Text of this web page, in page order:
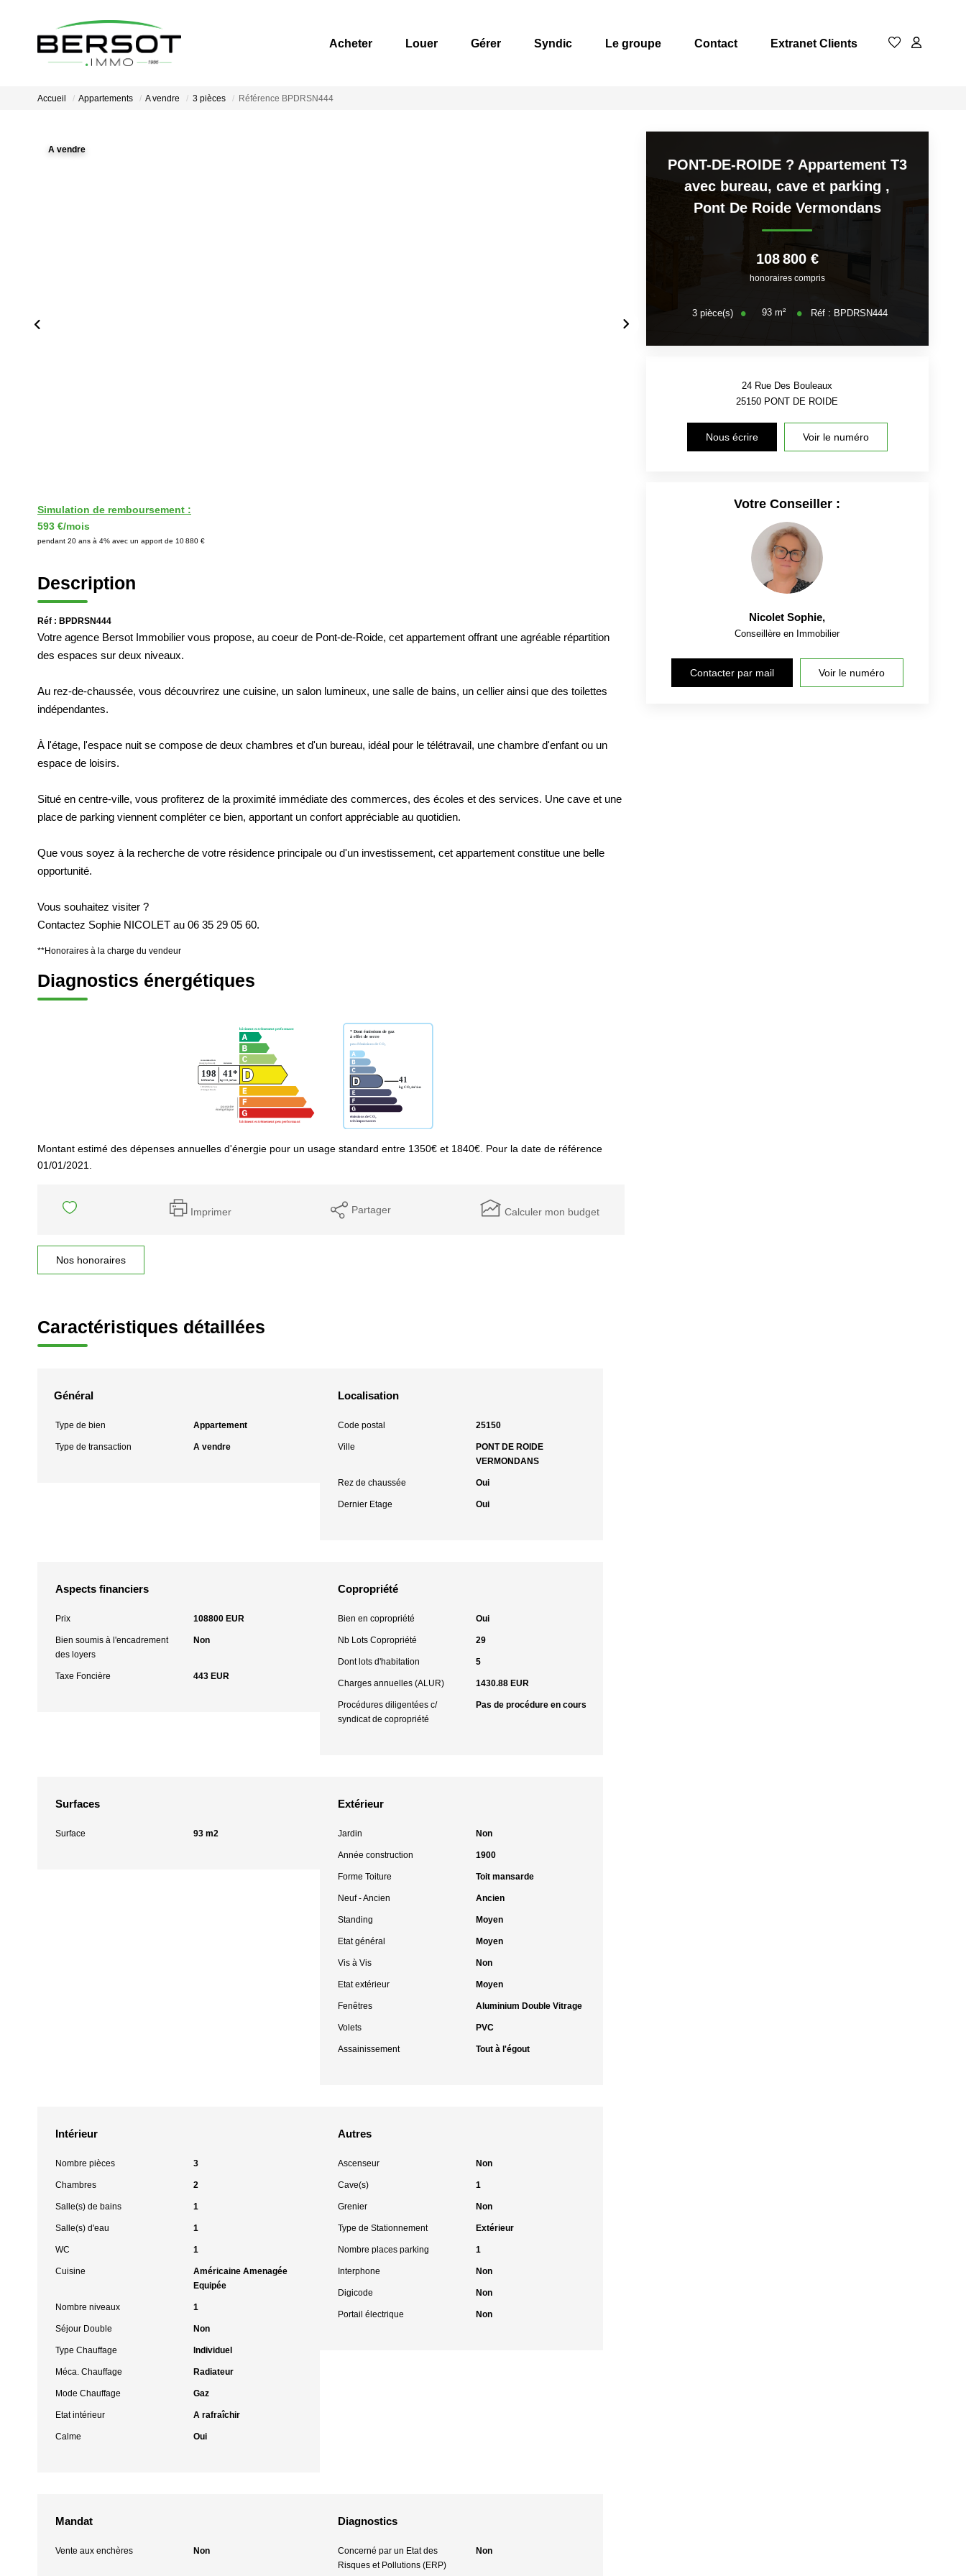
Acheter Louer Gérer Syndic Le groupe Contact Extranet Clients
Accueil Appartements A vendre 3 pièces Référence BPDRSN444
A vendre
Simulation de remboursement :
593 €/mois
pendant 20 ans à 4% avec un apport de 10 880 €
Description
Réf : BPDRSN444
Votre agence Bersot Immobilier vous propose, au coeur de Pont-de-Roide, cet appartement offrant une agréable répartition
des espaces sur deux niveaux.
Au rez-de-chaussée, vous découvrirez une cuisine, un salon lumineux, une salle de bains, un cellier ainsi que des toilettes
indépendantes.
À l'étage, l'espace nuit se compose de deux chambres et d'un bureau, idéal pour le télétravail, une chambre d'enfant ou un
espace de loisirs.
Situé en centre-ville, vous profiterez de la proximité immédiate des commerces, des écoles et des services. Une cave et une
place de parking viennent compléter ce bien, apportant un confort appréciable au quotidien.
Que vous soyez à la recherche de votre résidence principale ou d'un investissement, cet appartement constitue une belle
opportunité.
Vous souhaitez visiter ?
Contactez Sophie NICOLET au 06 35 29 05 60.
**Honoraires à la charge du vendeur
Diagnostics énergétiques
Montant estimé des dépenses annuelles d'énergie pour un usage standard entre 1350€ et 1840€. Pour la date de référence
01/01/2021.
Imprimer Partager Calculer mon budget
Nos honoraires
Caractéristiques détaillées
Général
Type de bien Appartement
Type de transaction A vendre
Localisation
Code postal 25150
Ville
PONT DE ROIDE
VERMONDANS
Rez de chaussée Oui
Dernier Etage Oui
Aspects financiers
Prix 108800 EUR
Bien soumis à l'encadrement
des loyers
Non
Taxe Foncière 443 EUR
Copropriété
Bien en copropriété Oui
Nb Lots Copropriété 29
Dont lots d'habitation 5
Charges annuelles (ALUR) 1430.88 EUR
Procédures diligentées c/
syndicat de copropriété
Pas de procédure en cours
Surfaces
Surface 93 m2
Extérieur
Jardin Non
Année construction 1900
Forme Toiture Toit mansarde
Neuf - Ancien Ancien
Standing Moyen
Etat général Moyen
Vis à Vis Non
Etat extérieur Moyen
Fenêtres Aluminium Double Vitrage
Volets PVC
Assainissement Tout à l'égout
Intérieur
Nombre pièces 3
Chambres 2
Salle(s) de bains 1
Salle(s) d'eau 1
WC 1
Cuisine
Américaine Amenagée
Equipée
Nombre niveaux 1
Séjour Double Non
Type Chauffage Individuel
Méca. Chauffage Radiateur
Mode Chauffage Gaz
Etat intérieur A rafraîchir
Calme Oui
Autres
Ascenseur Non
Cave(s) 1
Grenier Non
Type de Stationnement Extérieur
Nombre places parking 1
Interphone Non
Digicode Non
Portail électrique Non
Mandat
Vente aux enchères Non
Diagnostics
Concerné par un Etat des
Risques et Pollutions (ERP)
Non
PONT-DE-ROIDE ? Appartement T3
avec bureau, cave et parking ,
Pont De Roide Vermondans
108 800 €
honoraires compris
3pièce(s) 93m² Réf : BPDRSN444
24 Rue Des Bouleaux
25150 PONT DE ROIDE
Nous écrire Voir le numéro
Votre Conseiller :
Nicolet Sophie,
Conseillère en Immobilier
Contacter par mail Voir le numéro